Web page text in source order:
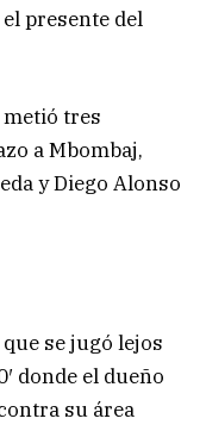
presente del
tres
a Mbombaj,
y Diego Alonso
se jugó lejos
donde el dueño
su área